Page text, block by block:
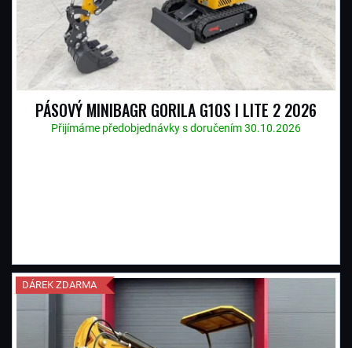
S
P
R
K
T
PÁSOVÝ MINIBAGR GORILA G10S I LITE 2 2026
Přijímáme předobjednávky s doručením 30.10.2026
DÁREK ZDARMA